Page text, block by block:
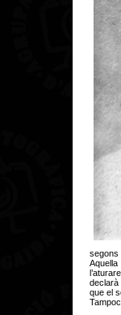
segons
declarà
que el